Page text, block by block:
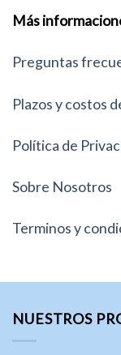
Más
Preguntas
Plazos y costos
Política de
Sobre Nosotros
Terminos y
NUESTROS